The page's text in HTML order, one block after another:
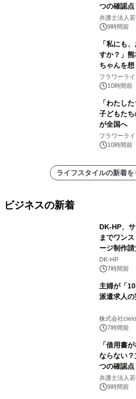
つの確認点
弁護士法人
9時間前
「私にも
すか？」
ちゃんを
フラワーラ
10時間前
「わたし
子どもた
が全国へ
フラワーラ
10時間前
ライフスタイルの新着を
ビジネスの新着
DK-HP、
までワン
ージ制作
DK-HP
7時間前
主婦が「
派遣求人
株式会社
7時間前
「借用書
ならない
つの確認点
弁護士法人
9時間前